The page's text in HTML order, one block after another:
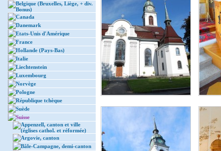
Belgique (Bruxelles, Liège, + div.
Bonus)
Canada
Danemark
Etats-Unis d'Amérique
France
Hollande (Pays-Bas)
Italie
Liechtenstein
Luxembourg
Norvège
Pologne
République tchèque
Suède
Suisse
Appenzell, canton et ville
(églises cathol. et réformée)
Argovie, canton
Bâle-Campagne, demi-canton